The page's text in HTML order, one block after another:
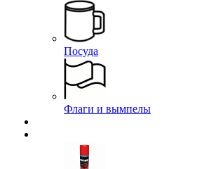
Посуда
Флаги и вымпелы